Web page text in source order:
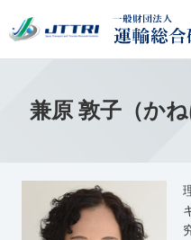
兼原 敦子（かね